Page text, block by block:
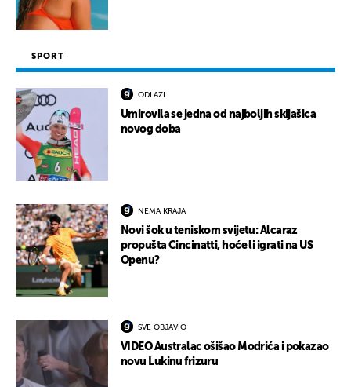
SPORT
ODLAZI
Umirovila se jedna od najboljih skijašica
novog doba
NEMA KRAJA
Novi šok u teniskom svijetu: Alcaraz
propušta Cincinatti, hoće li igrati na US
Openu?
SVE OBJAVIO
VIDEO Australac ošišao Modrića i pokazao
novu Lukinu frizuru